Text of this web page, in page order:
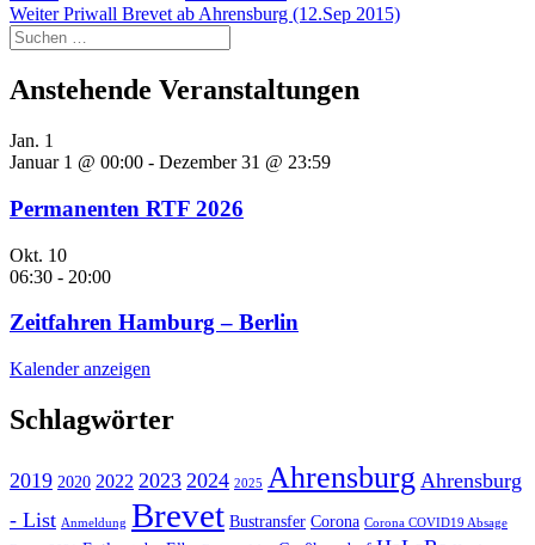
Beitragsnavigation
Weiter Nächster
Beitrag:
Priwall Brevet ab Ahrensburg (12.Sep 2015)
Suchen
nach:
Anstehende Veranstaltungen
Jan. 1
Januar 1 @ 00:00 - Dezember 31 @ 23:59
Permanenten RTF 2026
Okt. 10
06:30 - 20:00
Zeitfahren Hamburg – Berlin
Kalender anzeigen
Schlagwörter
2019 2020 2022 2023 2024 2025 Ahrensburg Ahrensburg
- List Anmeldung Brevet Bustransfer Corona Corona COVID19 Absage